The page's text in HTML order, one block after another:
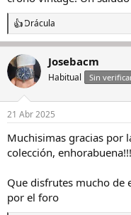
R
e
c
c
i
e
:
Drácula
Josebacm
Habitual Sin
21 Abr 2025
Muchisimas gracias por
colección, enhorabuena!!!
Que disfrutes mucho de
por el foro